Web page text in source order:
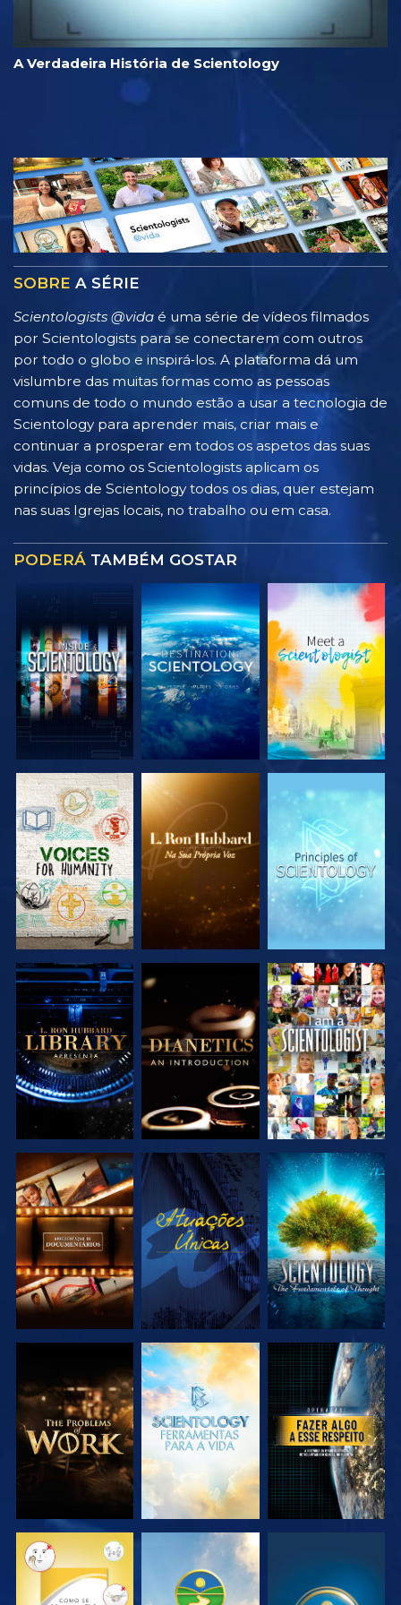
A Verdadeira História de Scientology
SOBRE A SÉRIE
Scientologists @vida é uma série de vídeos filmados
por Scientologists para se conectarem com outros
por todo o globo e inspirá‑los. A plataforma dá um
vislumbre das muitas formas como as pessoas
comuns de todo o mundo estão a usar a tecnologia de
Scientology para aprender mais, criar mais e
continuar a prosperar em todos os aspetos das suas
vidas. Veja como os Scientologists aplicam os
princípios de Scientology todos os dias, quer estejam
nas suas Igrejas locais, no trabalho ou em casa.
PODERÁ TAMBÉM GOSTAR
EXPLORAR A
SÉRIE
EXPLORAR A
SÉRIE
EXPLORAR A
SÉRIE
EXPLORAR A
SÉRIE
EXPLORAR A
SÉRIE
VER
EXPLORAR A
SÉRIE
VER
EXPLORAR A
SÉRIE
EXPLORAR A
SÉRIE
EXPLORAR A
SÉRIE
VER
VER VER VER